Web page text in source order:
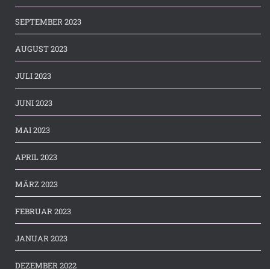
SEPTEMBER 2023
AUGUST 2023
JULI 2023
JUNI 2023
MAI 2023
APRIL 2023
MÄRZ 2023
FEBRUAR 2023
JANUAR 2023
DEZEMBER 2022